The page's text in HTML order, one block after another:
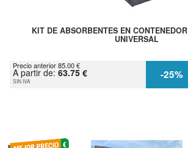
KIT DE ABSORBENTES EN
UNIVERSAL
Precio anterior 85.00 €
A partir de: 63.75 €
SIN IVA -25%